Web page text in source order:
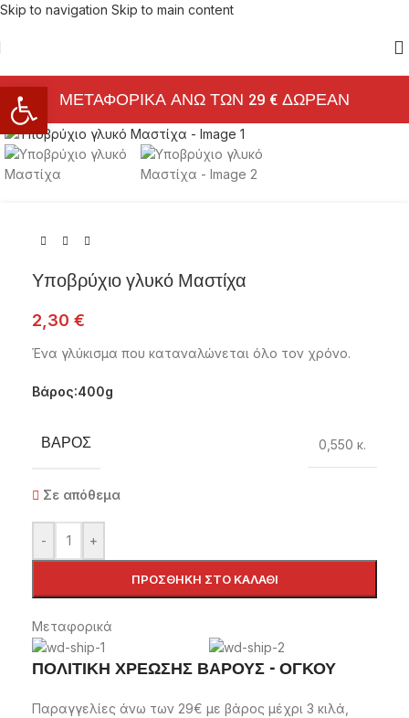
Skip to navigation Skip to main content
ΜΕΤΑΦΟΡΙΚΑ ΑΝΩ ΤΩΝ 29 € ΔΩΡΕΑΝ
Υποβρύχιο γλυκό Μαστίχα
2,30 €
Ένα γλύκισμα που καταναλώνεται όλο τον χρόνο.
Βάρος:400g
ΒΆΡΟΣ 0,550 κ.
Σε απόθεμα
- +
ΠΡΟΣΘΉΚΗ ΣΤΟ ΚΑΛΆΘΙ
Μεταφορικά
ΠΟΛΙΤΙΚΗ ΧΡΕΩΣΗΣ ΒΑΡΟΥΣ - ΟΓΚΟΥ
Παραγγελίες άνω των 29€ με βάρος μέχρι 3 κιλά,
Ανοίξτε τη γραμμή εργαλείων